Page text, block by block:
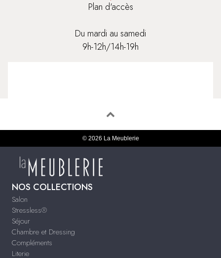
Plan d'accès
Du mardi au samedi
9h-12h/14h-19h
© 2026 La Meublerie
NOS COLLECTIONS
Salon
Stressless®
Séjour
Chambre et Dressing
Compléments
Literie